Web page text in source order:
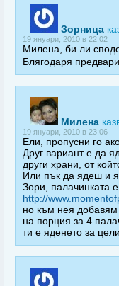
Зорница
19 януари, 2010 в 22:02
Милена, би ли
Блягодаря
Милена
19 януари, 2010 в 23:06
Ели, пропусни го
Друг вариант е да
други храни, от
Или пък да ядеш и
Зори, палачинката е
http://
но към нея
на порция за 4
ти е яденето за